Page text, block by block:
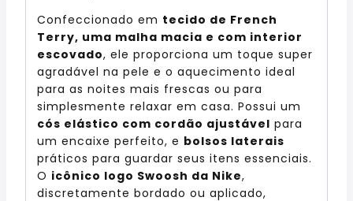
Confeccionado em tecido de French
Terry, uma malha macia e com interior
escovado, ele proporciona um toque super
agradável na pele e o aquecimento ideal
para as noites mais frescas ou para
simplesmente relaxar em casa. Possui um
cós elástico com cordão ajustável para
um encaixe perfeito, e bolsos laterais
práticos para guardar seus itens essenciais.
O icônico logo Swoosh da Nike,
discretamente bordado ou aplicado,